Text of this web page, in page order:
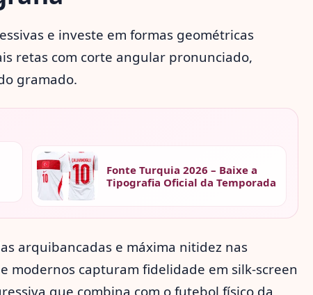
e investe em formas geométricas
retas com corte angular pronunciado,
gramado.
Fonte Turquia 2026 – Baixe a
Tipografia Oficial da Temporada
arquibancadas e máxima nitidez nas
modernos capturam fidelidade em silk-screen
que combina com o futebol físico da